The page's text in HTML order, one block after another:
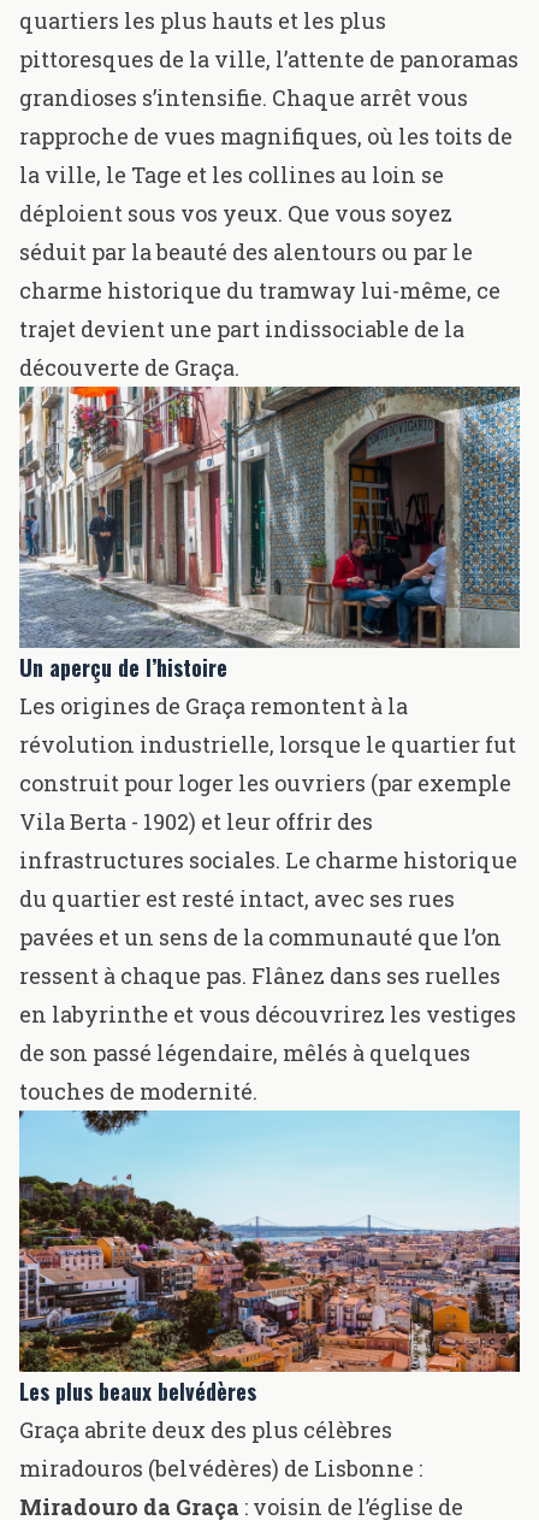
quartiers les plus hauts et les plus
pittoresques de la ville, l’attente de panoramas
grandioses s’intensifie. Chaque arrêt vous
rapproche de vues magnifiques, où les toits de
la ville, le Tage et les collines au loin se
déploient sous vos yeux. Que vous soyez
séduit par la beauté des alentours ou par le
charme historique du tramway lui-même, ce
trajet devient une part indissociable de la
découverte de Graça.
Un aperçu de l’histoire
Les origines de Graça remontent à la
révolution industrielle, lorsque le quartier fut
construit pour loger les ouvriers (par exemple
Vila Berta - 1902) et leur offrir des
infrastructures sociales. Le charme historique
du quartier est resté intact, avec ses rues
pavées et un sens de la communauté que l’on
ressent à chaque pas. Flânez dans ses ruelles
en labyrinthe et vous découvrirez les vestiges
de son passé légendaire, mêlés à quelques
touches de modernité.
Les plus beaux belvédères
Graça abrite deux des plus célèbres
miradouros (belvédères) de Lisbonne :
Miradouro da Graça : voisin de l’église de